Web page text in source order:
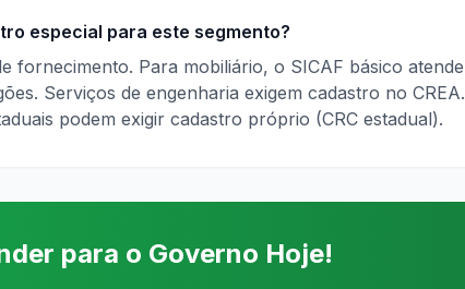
especial para este segmento?
fornecimento. Para mobiliário, o SICAF básico atende
Serviços de engenharia exigem cadastro no CREA.
podem exigir cadastro próprio (CRC estadual).
para o Governo Hoje!